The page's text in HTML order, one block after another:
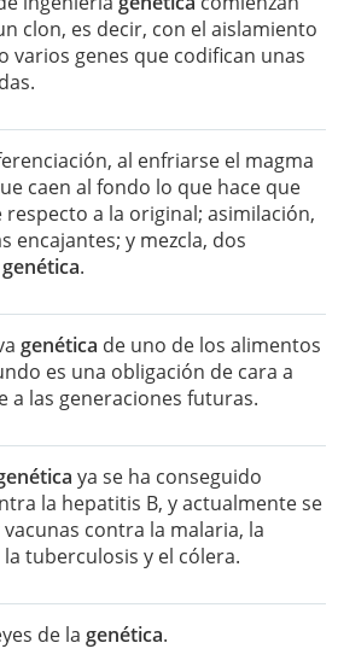
clon, es decir, con el aislamiento
varios genes que codifican unas
al enfriarse el magma
caen al fondo lo que hace que
a la original; asimilación,
encajantes; y mezcla, dos
genética.
genética de uno de los alimentos
es una obligación de cara a
a las generaciones futuras.
ya se ha conseguido
la hepatitis B, y actualmente se
contra la malaria, la
tuberculosis y el cólera.
de la genética.